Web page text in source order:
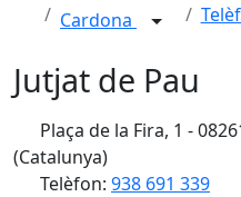
Cardona
Jutjat de Pau
Plaça de la Fira, 1 -
(Catalunya)
Telèfon: 938 691 339